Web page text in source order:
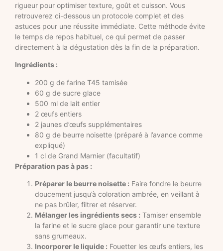
rigueur pour optimiser texture, goût et cuisson. Vous
retrouverez ci-dessous un protocole complet et des
astuces pour une réussite immédiate. Cette méthode évite
le temps de repos habituel, ce qui permet de passer
directement à la dégustation dès la fin de la préparation.
Ingrédients :
200 g de farine T45 tamisée
60 g de sucre glace
500 ml de lait entier
2 œufs entiers
2 jaunes d’œufs supplémentaires
80 g de beurre noisette (préparé à l’avance comme
expliqué)
1 cl de Grand Marnier (facultatif)
Préparation pas à pas :
Préparer le beurre noisette : Faire fondre le beurre
doucement jusqu’à coloration ambrée, en veillant à
ne pas brûler, filtrer et réserver.
Mélanger les ingrédients secs : Tamiser ensemble
la farine et le sucre glace pour garantir une texture
sans grumeaux.
Incorporer le liquide : Fouetter les œufs entiers, les